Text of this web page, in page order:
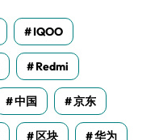
IQOO
Redmi
中国 京东
区块 华为